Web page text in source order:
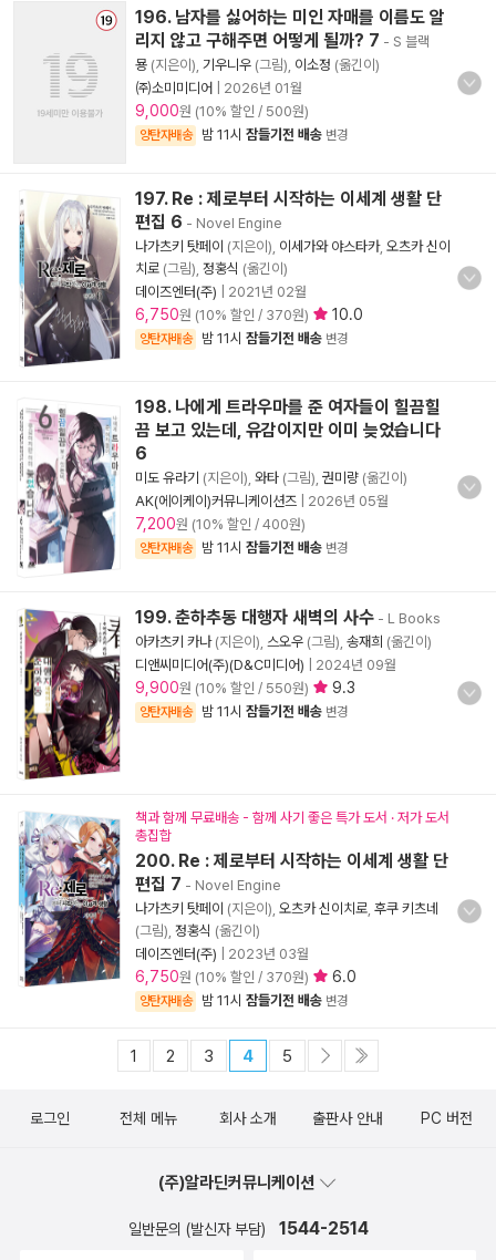
196. 남자를 싫어하는 미인 자매를 이름도 알
리지 않고 구해주면 어떻게 될까? 7 - S 블랙
묭 (지은이), 기우니우 (그림), 이소정 (옮긴이)
㈜소미미디어
2026년 01월
9,000원 (10% 할인 / 500원)
양탄자배송 밤 11시 잠들기전 배송 변경
197. Re : 제로부터 시작하는 이세계 생활 단
편집 6 - Novel Engine
나가츠키 탓페이 (지은이), 이세가와 야스타카, 오츠카 신이
치로 (그림), 정홍식 (옮긴이)
데이즈엔터(주)
2021년 02월
6,750원 (10% 할인 / 370원) 10.0
양탄자배송 밤 11시 잠들기전 배송 변경
198. 나에게 트라우마를 준 여자들이 힐끔힐
끔 보고 있는데, 유감이지만 이미 늦었습니다
6
미도 유라기 (지은이), 와타 (그림), 권미량 (옮긴이)
AK(에이케이)커뮤니케이션즈
2026년 05월
7,200원 (10% 할인 / 400원)
양탄자배송 밤 11시 잠들기전 배송 변경
199. 춘하추동 대행자 새벽의 사수 - L Books
아카츠키 카나(지은이), 스오우 (그림), 송재희 (옮긴이)
디앤씨미디어(주)(D&C미디어)
2024년 09월
9,900원 (10% 할인 / 550원) 9.3
양탄자배송 밤 11시 잠들기전 배송 변경
책과 함께 무료배송 - 함께 사기 좋은 특가 도서 · 저가 도서
총집합
200. Re : 제로부터 시작하는 이세계 생활 단
편집 7 - Novel Engine
나가츠키 탓페이 (지은이), 오츠카 신이치로 후쿠 키츠네
(그림), 정홍식 (옮긴이)
데이즈엔터(주)
2023년 03월
6,750원 (10% 할인 / 370원) 6.0
양탄자배송 밤 11시 잠들기전 배송 변경
1 2 3 4 5
로그인 전체 메뉴 회사 소개 출판사 안내 PC 버전
(주)알라딘커뮤니케이션
일반문의 (발신자 부담) 1544-2514